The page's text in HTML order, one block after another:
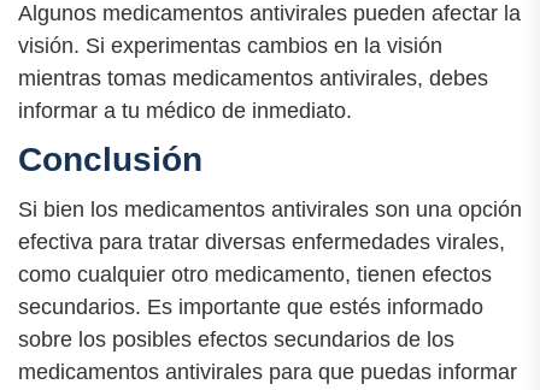
Algunos medicamentos antivirales pueden afectar la
visión. Si experimentas cambios en la visión
mientras tomas medicamentos antivirales, debes
informar a tu médico de inmediato.
Conclusión
Si bien los medicamentos antivirales son una opción
efectiva para tratar diversas enfermedades virales,
como cualquier otro medicamento, tienen efectos
secundarios. Es importante que estés informado
sobre los posibles efectos secundarios de los
medicamentos antivirales para que puedas informar